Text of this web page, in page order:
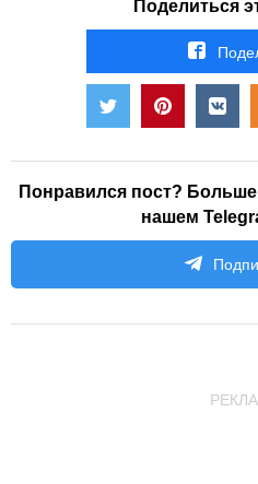
Поделиться
Понравился пост?
нашем